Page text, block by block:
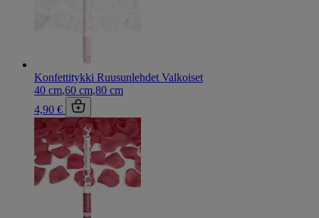
Konfettitykki Ruusunlehdet Valkoiset
40 cm,60 cm,80 cm
4,90 €